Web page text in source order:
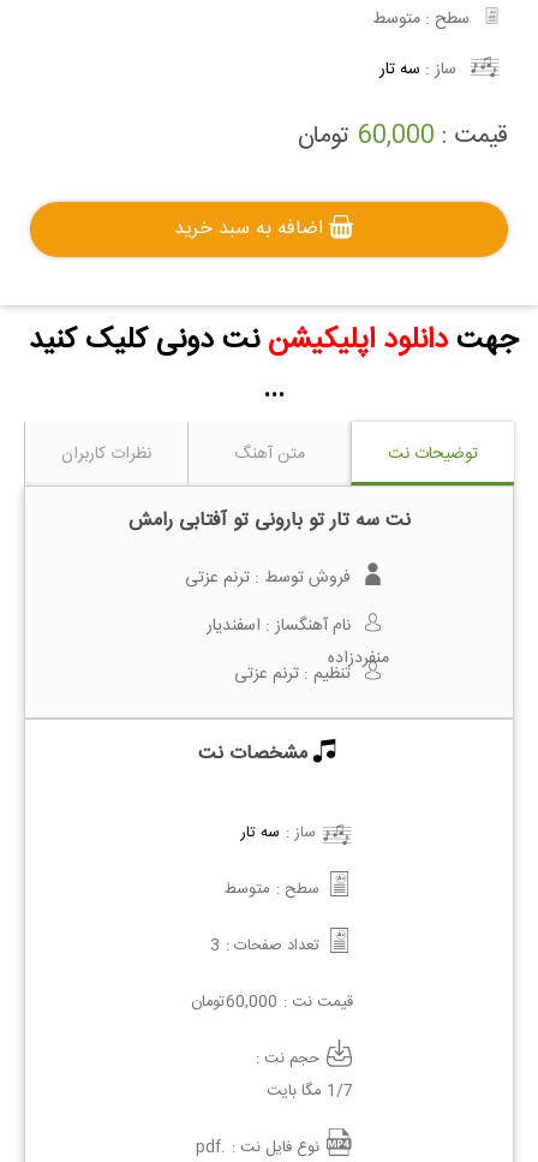
سطح : متوسط
ساز : سه تار
قیمت : 60,000 تومان
اضافه به سبد خرید
جهتدانلود اپلیکیشن نت دونی کلیک کنید
...
توضیحات نت متن آهنگ نظرات کاربران
نت سه تار تو بارونی تو آفتابی رامش
فروش توسط : ترنم عزتی
نام آهنگساز : اسفندیار
منفردزاده
تنظیم : ترنم عزتی
مشخصات نت
ساز : سه تار
سطح : متوسط
تعداد صفحات : 3
قیمت نت : 60,000تومان
حجم نت :
1/7 مگا بایت
نوع فایل نت : .pdf